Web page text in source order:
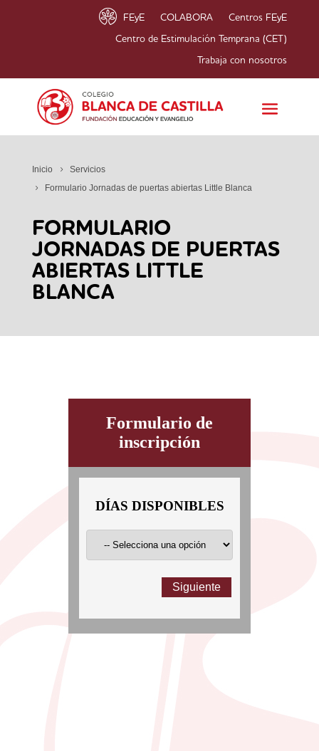
FEyE COLABORA Centros FEyE
Centro de Estimulación Temprana (CET)
Trabaja con nosotros
Inicio
Servicios
Formulario Jornadas de puertas abiertas Little Blanca
FORMULARIO
JORNADAS DE PUERTAS
ABIERTAS LITTLE
BLANCA